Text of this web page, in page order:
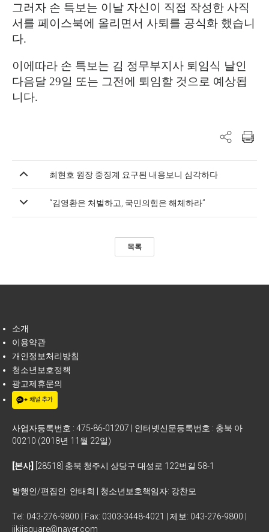
그러자 손 특보는 이날 자신이 직접 작성한 사직
서를 페이스북에 올리면서 사퇴를 공식화 했습니
다.
이에따라 손 특보는 김 정무부지사 퇴임식 날인
다음달 29일 또는 그전에 퇴임할 것으로 예상됩
니다.
최현호 원장 중징계 요구된 내용보니 심각하다
“김영환은 처벌하고, 국민의힘은 해체하라”
목록
소개
이용약관
개인정보처리방침
청소년보호정책
광고제휴문의
사업자등록번호 : 475-86-01207 | 인터넷신문등록번호 : 충북 아
00210 (2018년 11월 22일)
[본사] [28518] 충북 청주시 상당구 대성로 122번길 58-1
발행인/편집인: 안태희 | 청소년보호책임자: 강찬모
Tel: 043-276-9800 | Fax: 0303-3448-4021 | 제보: 043-276-9800 |
jikjisquare@naver.com